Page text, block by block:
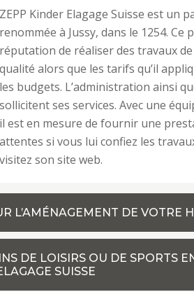
ZEPP Kinder Elagage Suisse est un
renommée à Jussy, dans le 1254. Ce
réputation de réaliser des travaux
qualité alors que les tarifs qu’il
les budgets. L’administration ainsi
sollicitent ses services. Avec une
il est en mesure de fournir une
attentes si vous lui confiez les
visitez son site web.
L’AMÉNAGEMENT DE VOTRE
DE LOISIRS OU DE SPORTS
SUISSE